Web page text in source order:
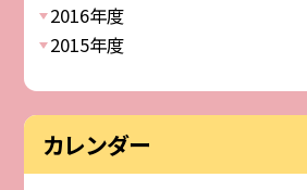
2016年度
2015年度
カレンダー